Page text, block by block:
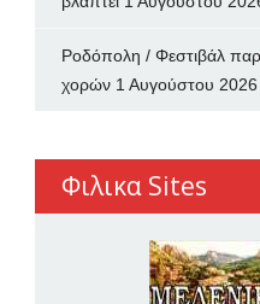
Ροδόπολη / Φεστιβάλ
χορών 1 Αυγούστου 2026
Φιλικα Sites